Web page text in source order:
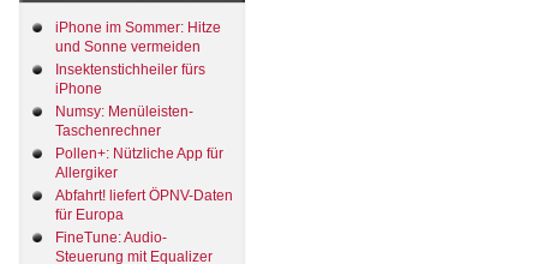
iPhone im Sommer: Hitze
und Sonne vermeiden
Insektenstichheiler fürs
iPhone
Numsy: Menüleisten-
Taschenrechner
Pollen+: Nützliche App für
Allergiker
Abfahrt! liefert ÖPNV-Daten
für Europa
FineTune: Audio-
Steuerung mit Equalizer